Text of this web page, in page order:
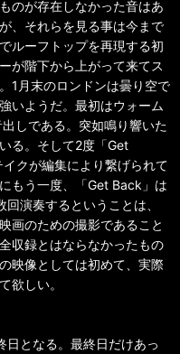
のが存在しなかった音はあ
、それらを見る事は今まで
ルーフトップを再現する初
が階下から上がって来てス
1月末のロンドンは曇り空で
いようだ。最初はウォーム
しである。突如鳴り響いた
る。そして2度「Get
クが編集により繋げられて
もう一度、「Get Back」は
演奏するということは、
画のための撮影であること
収録とはならなかったもの
映像としては初めて、実際
欲しい。
日となる。最終日だけあっ